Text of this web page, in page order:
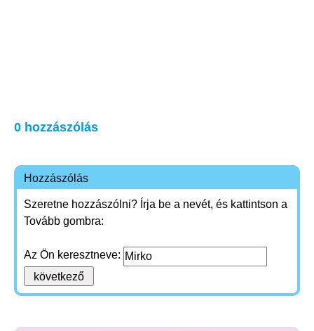
0 hozzászólás
Hozzászólás
Szeretne hozzászólni? Írja be a nevét, és kattintson a
Tovább gombra:
Az Ön keresztneve: